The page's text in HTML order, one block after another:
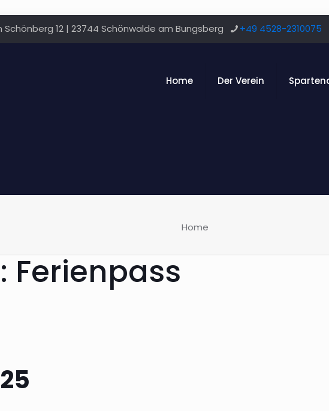
Schönberg 12 | 23744 Schönwalde am Bungsberg +49 4528-2310075
Home Der Verein
Home
Ferienpass